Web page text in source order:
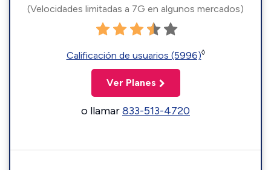
(Velocidades limitadas a 7G en algunos mercados)
Calificación de usuarios (5996)◊
Ver Planes
o llamar833-513-4720